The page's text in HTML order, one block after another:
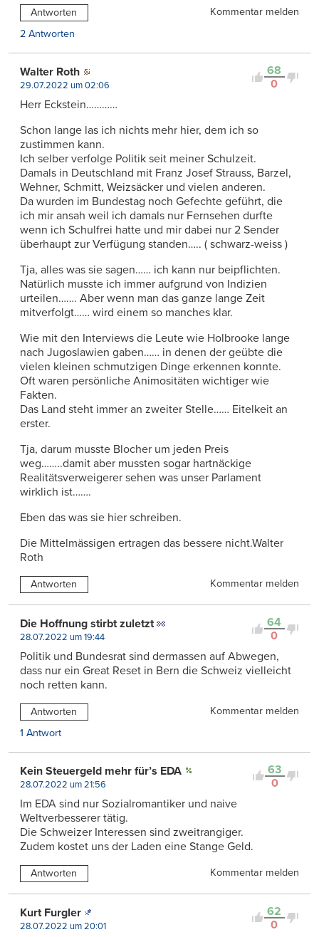
Antworten
Kommentar melden
2 Antworten
68
0
Walter Roth
29.07.2022 um 02:06
Herr Eckstein…………
Schon lange las ich nichts mehr hier, dem ich so
zustimmen kann.
Ich selber verfolge Politik seit meiner Schulzeit.
Damals in Deutschland mit Franz Josef Strauss, Barzel,
Wehner, Schmitt, Weizsäcker und vielen anderen.
Da wurden im Bundestag noch Gefechte geführt, die
ich mir ansah weil ich damals nur Fernsehen durfte
wenn ich Schulfrei hatte und mir dabei nur 2 Sender
überhaupt zur Verfügung standen….. ( schwarz-weiss )
Tja, alles was sie sagen…… ich kann nur beipflichten.
Natürlich musste ich immer aufgrund von Indizien
urteilen……. Aber wenn man das ganze lange Zeit
mitverfolgt…… wird einem so manches klar.
Wie mit den Interviews die Leute wie Holbrooke lange
nach Jugoslawien gaben…… in denen der geübte die
vielen kleinen schmutzigen Dinge erkennen konnte.
Oft waren persönliche Animositäten wichtiger wie
Fakten.
Das Land steht immer an zweiter Stelle…… Eitelkeit an
erster.
Tja, darum musste Blocher um jeden Preis
weg……..damit aber mussten sogar hartnäckige
Realitätsverweigerer sehen was unser Parlament
wirklich ist…….
Eben das was sie hier schreiben.
Die Mittelmässigen ertragen das bessere nicht.Walter
Roth
Antworten Kommentar melden
64
0
Die Hoffnung stirbt zuletzt
28.07.2022 um 19:44
Politik und Bundesrat sind dermassen auf Abwegen,
dass nur ein Great Reset in Bern die Schweiz vielleicht
noch retten kann.
Antworten
Kommentar melden
1 Antwort
63
0
Kein Steuergeld mehr für’s EDA
28.07.2022 um 21:56
Im EDA sind nur Sozialromantiker und naive
Weltverbesserer tätig.
Die Schweizer Interessen sind zweitrangiger.
Zudem kostet uns der Laden eine Stange Geld.
Antworten Kommentar melden
62
0
Kurt Furgler
28.07.2022 um 20:01